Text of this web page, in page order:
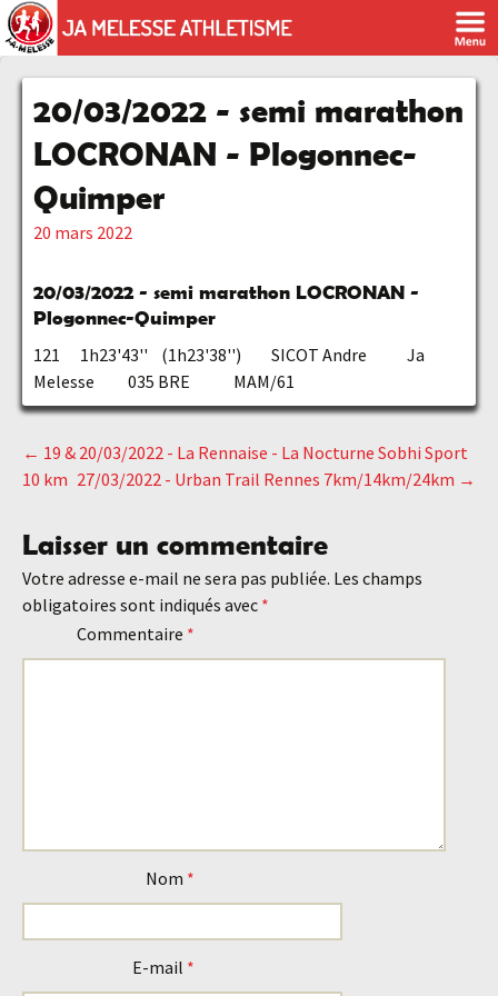
20/03/2022 - semi marathon
LOCRONAN - Plogonnec-
Quimper
20 mars 2022
20/03/2022 - semi marathon LOCRONAN -
Plogonnec-Quimper
121 1h23'43'' (1h23'38'') SICOT Andre Ja
Melesse 035 BRE MAM/61
Navigation
des
articles
← 19 & 20/03/2022 - La Rennaise - La Nocturne Sobhi Sport
10 km 27/03/2022 - Urban Trail Rennes 7km/14km/24km →
Laisser un commentaire
Votre adresse e-mail ne sera pas publiée. Les champs
obligatoires sont indiqués avec *
Commentaire *
Nom *
E-mail *